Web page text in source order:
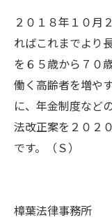
２０１８年１０月
ればこれまでより
を６５歳から７０
働く高齢者を増や
に、年金制度など
法改正案を２０２
です。（Ｓ）
樟葉法律事務所